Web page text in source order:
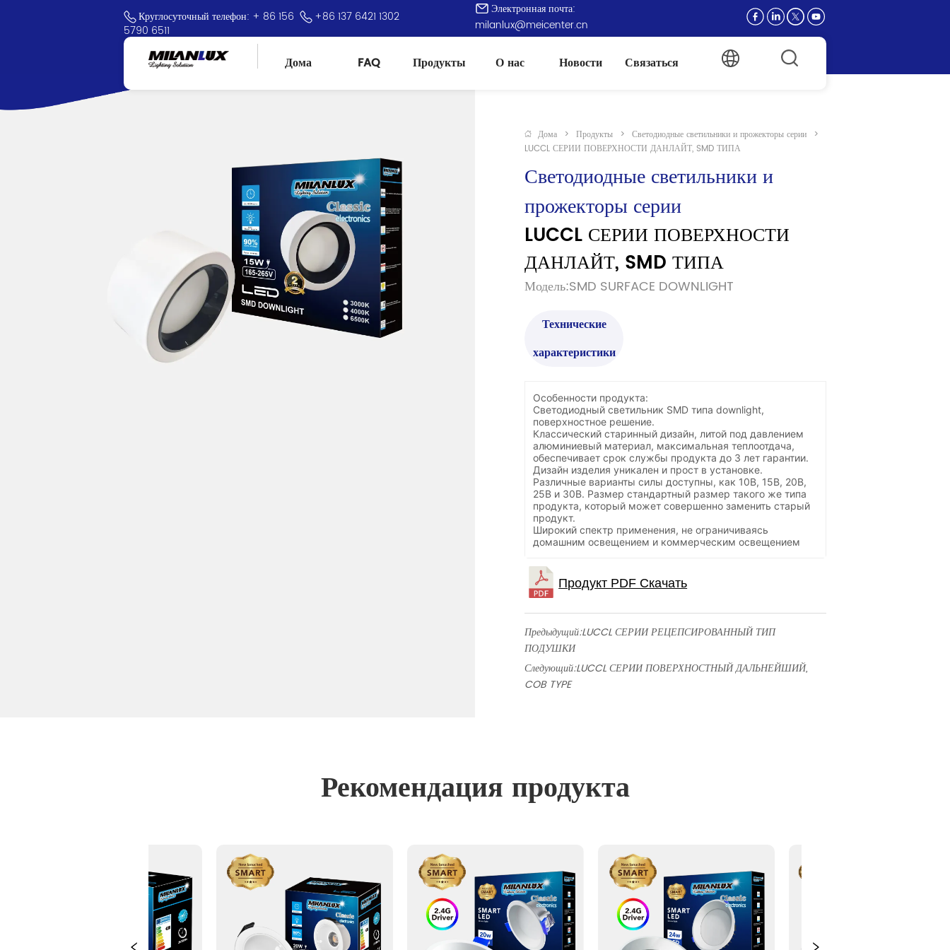
Круглосуточный телефон: + 86 156
5790 6511
+86 137 6421 1302
Электронная почта:
milanlux@meicenter.cn
Дома FAQ Продукты О нас Новости Связаться
Дома > Продукты > Светодиодные светильники и прожекторы серии
>
LUCCL СЕРИИ ПОВЕРХНОСТИ ДАНЛАЙТ, SMD ТИПА
Светодиодные светильники и
прожекторы серии
LUCCL СЕРИИ ПОВЕРХНОСТИ
ДАНЛАЙТ, SMD ТИПА
Модель:SMD SURFACE DOWNLIGHT
Технические
характеристики
Особенности продукта:
Светодиодный светильник SMD типа downlight,
поверхностное решение.
Классический старинный дизайн, литой под давлением
алюминиевый материал, максимальная теплоотдача,
обеспечивает срок службы продукта до 3 лет гарантии.
Дизайн изделия уникален и прост в установке.
Различные варианты силы доступны, как 10В, 15В, 20В,
25В и 30В. Размер стандартный размер такого же типа
продукта, который может совершенно заменить старый
продукт.
Широкий спектр применения, не ограничиваясь
домашним освещением и коммерческим освещением
Предыдущий:LUCCL СЕРИИ РЕЦЕПСИРОВАННЫЙ ТИП
ПОДУШКИ
Следующий:LUCCL СЕРИИ ПОВЕРХНОСТНЫЙ ДАЛЬНЕЙШИЙ,
COB TYPE
Рекомендация продукта